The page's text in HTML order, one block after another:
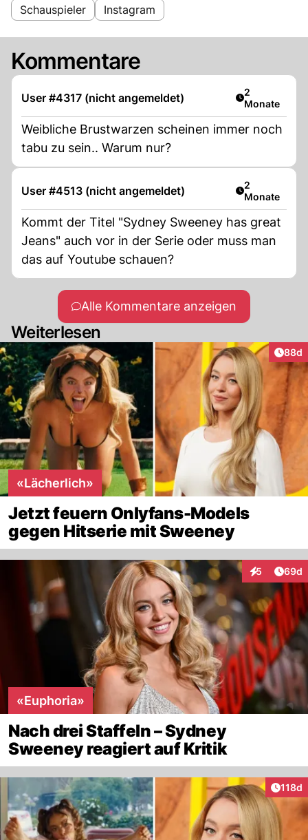
Schauspieler Instagram
Kommentare
User #4317 (nicht angemeldet) Artikel
2
Monate
Weibliche Brustwarzen scheinen immer noch
tabu zu sein.. Warum nur?
User #4513 (nicht angemeldet) Artikel
2
Monate
Kommt der Titel "Sydney Sweeney has great
Jeans" auch vor in der Serie oder muss man
das auf Youtube schauen?
Alle Kommentare anzeigen
Weiterlesen
88d
«Lächerlich»
Jetzt feuern Onlyfans-Models
gegen Hitserie mit Sweeney
5
Interaktionen
69d
«Euphoria»
Nach drei Staffeln – Sydney
Sweeney reagiert auf Kritik
118d